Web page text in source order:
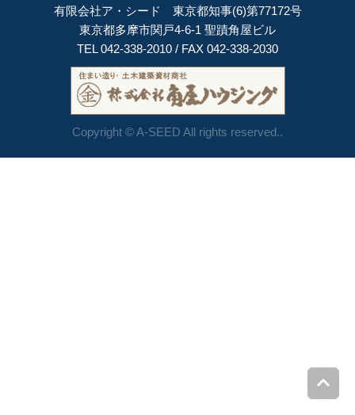
有限会社ア・シード 東京都知事(6)第77172号
東京都多摩市関戸4-6-1 聖蹟角屋ビル
TEL 042-338-2010 / FAX 042-338-2030
Copyright © A-SEED All rights reserved..